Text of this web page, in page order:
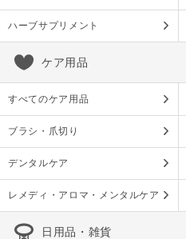
ハーブサプリメント
ケア用品
すべてのケア用品
ブラシ・爪切り
デンタルケア
レメディ・アロマ・メンタルケア
日用品・雑貨